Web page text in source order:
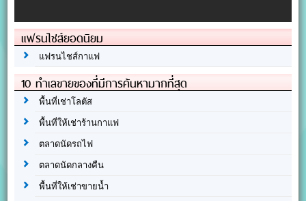
แฟรนไชส์ยอดนิยม
แฟรนไชส์กาแฟ
10 ทำเลขายของที่มีการค้นหามากที่สุด
พื้นที่เช่าโลตัส
พื้นที่ให้เช่าร้านกาแฟ
ตลาดนัดรถไฟ
ตลาดนัดกลางคืน
พื้นที่ให้เช่าขายน้ำ